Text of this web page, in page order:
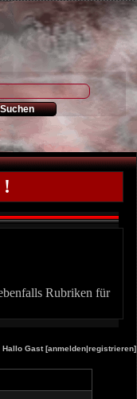
!
Rubriken für
Hallo Gast [anmelden|registrieren]